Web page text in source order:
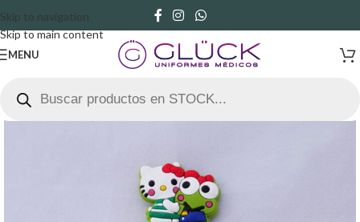
Skip to navigation
Skip to main content
MENU